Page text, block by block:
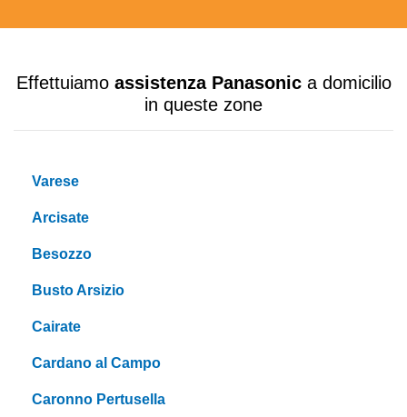
Effettuiamo assistenza Panasonica domicilio
in queste zone
Varese
Arcisate
Besozzo
Busto Arsizio
Cairate
Cardano al Campo
Caronno Pertusella